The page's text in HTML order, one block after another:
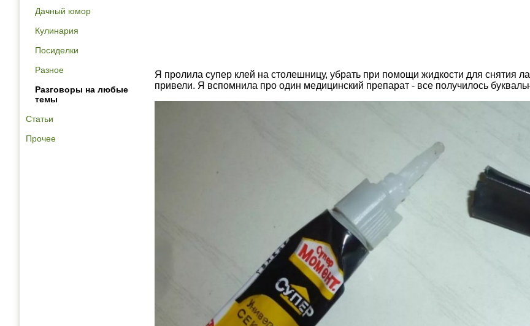
Дачный юмор
Кулинария
Посиделки
Разное
Разговоры на любые
темы
Статьи
Прочее
Я пролила супер клей на столешницу, убрать при помощи жидкости для снятия
привели. Я вспомнила про один медицинский препарат - все получилось